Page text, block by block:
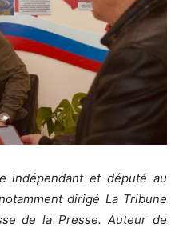
indépendant et député au
dirigé La Tribune
de la Presse. Auteur de